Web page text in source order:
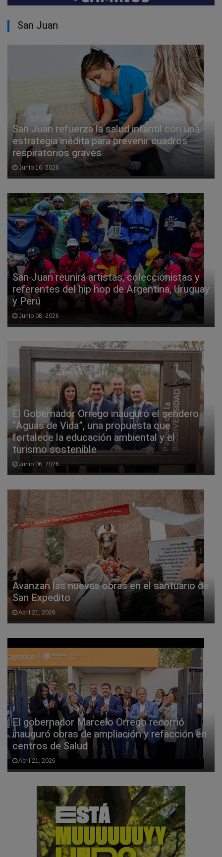
San Juan
San Juan refuerza la salud infantil con una
estrategia inédita para prevenir cuadros
respiratorios graves
Junio 16, 2026
San Juan reunirá artistas, coleccionistas y
referentes del hip hop de Argentina, Uruguay
y Perú
Junio 08, 2026
El Gobernador Orrego inauguró el sendero
“Aguas de Vida”, una propuesta que
fortalece la educación ambiental y el
turismo sostenible
Junio 06, 2026
Avanzan las nuevas obras en el santuario de
San Expedito
Abril 21, 2026
El gobernador Marcelo Orrego recorrió
inauguró obras de ampliación y refacción en
centros de Salud
Abril 21, 2026